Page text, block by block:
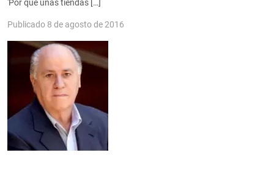
'Por qué unas tiendas […]
Publicado 8 de agosto de 2016